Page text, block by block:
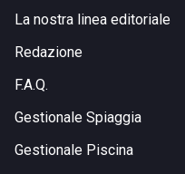
La nostra linea editoriale
Redazione
F.A.Q.
Gestionale Spiaggia
Gestionale Piscina